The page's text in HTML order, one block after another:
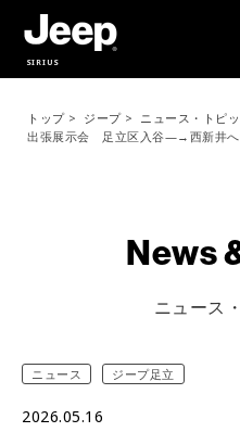
SIRIUS
トップ ジープ
ニュース・トピ
出張展示会 足立区入谷—→西新井
News
ニュース
ニュース ジープ足立
2026.05.16